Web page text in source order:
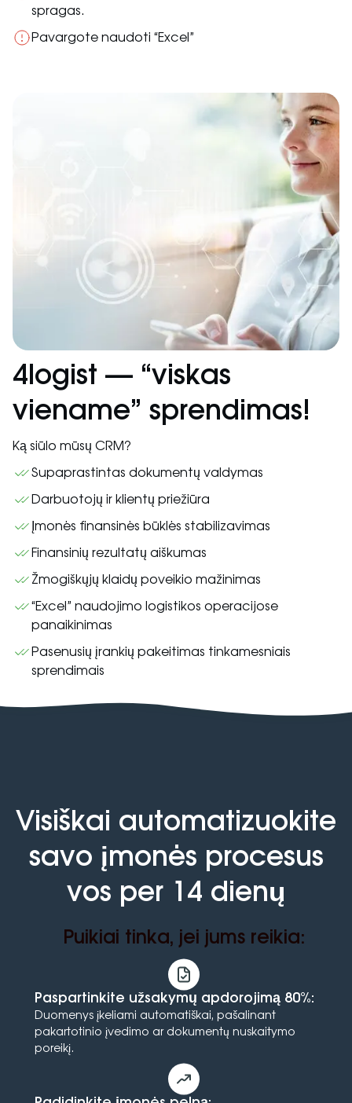
spragas.
Pavargote naudoti “Excel”
4logist — “viskas
viename” sprendimas!
Ką siūlo mūsų CRM?
Supaprastintas dokumentų valdymas
Darbuotojų ir klientų priežiūra
Įmonės finansinės būklės stabilizavimas
Finansinių rezultatų aiškumas
Žmogiškųjų klaidų poveikio mažinimas
“Excel” naudojimo logistikos operacijose
panaikinimas
Pasenusių įrankių pakeitimas tinkamesniais
sprendimais
Visiškai automatizuokite
savo įmonės procesus
vos per 14 dienų
Puikiai tinka, jei jums reikia:
Paspartinkite užsakymų apdorojimą 80%:
Duomenys įkeliami automatiškai, pašalinant
pakartotinio įvedimo ar dokumentų nuskaitymo
poreikį.